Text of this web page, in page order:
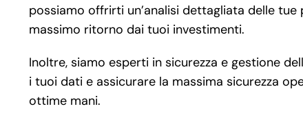
possiamo offrirti un’analisi dettagliata delle
massimo ritorno dai tuoi investimenti.
Inoltre, siamo esperti in sicurezza e gestione
i tuoi dati e assicurare la massima sicurezza
ottime mani.